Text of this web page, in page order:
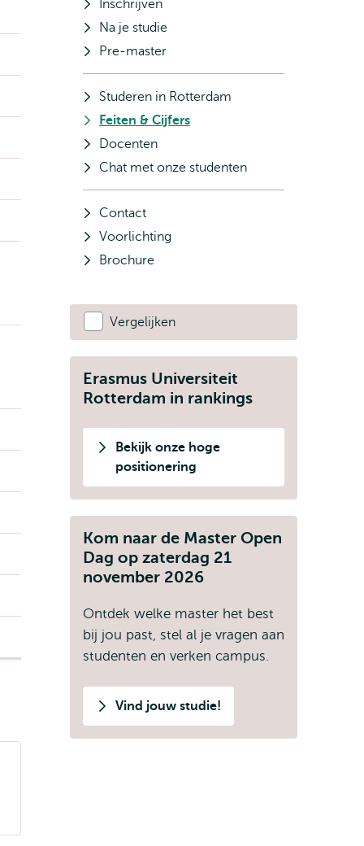
Inschrijven
Na je studie
Pre-master
Studeren in Rotterdam
Feiten & Cijfers
Docenten
Chat met onze studenten
Contact
Voorlichting
Brochure
Vergelijken
Erasmus Universiteit
Rotterdam in rankings
Bekijk onze hoge
positionering
Kom naar de Master Open
Dag op zaterdag 21
november 2026
Ontdek welke master het best
bij jou past, stel al je vragen aan
studenten en verken campus.
Vind jouw studie!